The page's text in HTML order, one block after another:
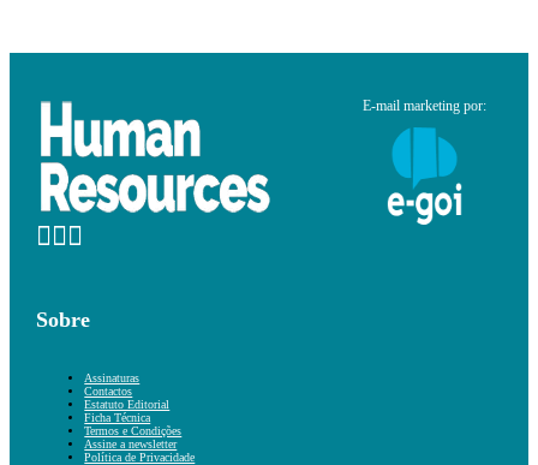
E-mail marketing por:
Sobre
Assinaturas
Contactos
Estatuto Editorial
Ficha Técnica
Termos e Condições
Assine a newsletter
Política de Privacidade